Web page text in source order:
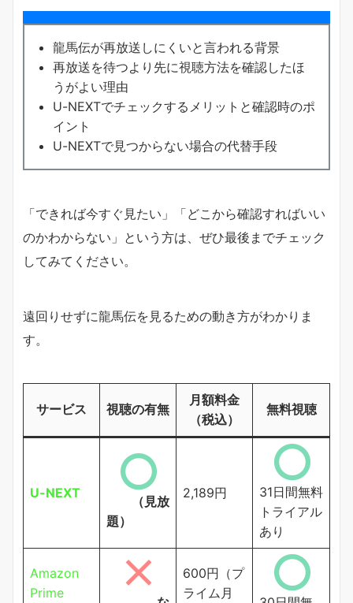
龍馬伝が再放送しにくいと言われる背景
再放送を待つより先に視聴方法を確認したほ
うがよい理由
U-NEXTでチェックするメリットと確認時のポ
イント
U-NEXTで見つからない場合の代替手段
「できれば今すぐ見たい」「どこから確認すればいい
のかわからない」という方は、ぜひ最後までチェック
してみてください。
遠回りせずに龍馬伝を見るための動き方がわかりま
す。
サービス 視聴の有無
月額料金
（税込）
無料視聴
U-NEXT
（見放
題）
2,189円
31日間無料
トライアル
あり
Amazon
Prime
600円（プ
ライム月